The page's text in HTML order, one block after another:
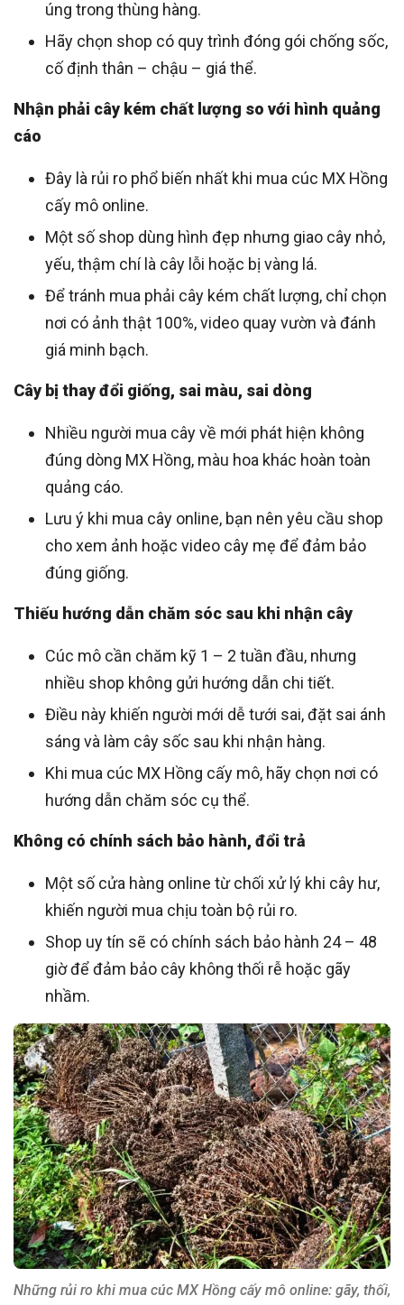
úng trong thùng hàng.
Hãy chọn shop có quy trình đóng gói chống sốc,
cố định thân – chậu – giá thể.
Nhận phải cây kém chất lượng so với hình quảng
cáo
Đây là rủi ro phổ biến nhất khi mua cúc MX Hồng
cấy mô online.
Một số shop dùng hình đẹp nhưng giao cây nhỏ,
yếu, thậm chí là cây lỗi hoặc bị vàng lá.
Để tránh mua phải cây kém chất lượng, chỉ chọn
nơi có ảnh thật 100%, video quay vườn và đánh
giá minh bạch.
Cây bị thay đổi giống, sai màu, sai dòng
Nhiều người mua cây về mới phát hiện không
đúng dòng MX Hồng, màu hoa khác hoàn toàn
quảng cáo.
Lưu ý khi mua cây online, bạn nên yêu cầu shop
cho xem ảnh hoặc video cây mẹ để đảm bảo
đúng giống.
Thiếu hướng dẫn chăm sóc sau khi nhận cây
Cúc mô cần chăm kỹ 1 – 2 tuần đầu, nhưng
nhiều shop không gửi hướng dẫn chi tiết.
Điều này khiến người mới dễ tưới sai, đặt sai ánh
sáng và làm cây sốc sau khi nhận hàng.
Khi mua cúc MX Hồng cấy mô, hãy chọn nơi có
hướng dẫn chăm sóc cụ thể.
Không có chính sách bảo hành, đổi trả
Một số cửa hàng online từ chối xử lý khi cây hư,
khiến người mua chịu toàn bộ rủi ro.
Shop uy tín sẽ có chính sách bảo hành 24 – 48
giờ để đảm bảo cây không thối rễ hoặc gãy
nhầm.
Những rủi ro khi mua cúc MX Hồng cấy mô online: gãy, thối,